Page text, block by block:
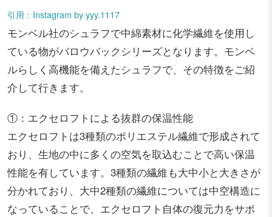
引用：Instagram by yyy.1117
モンベル社のシュラフで中綿素材に化学繊維を使用し
ている物がバロウバックシリーズとなります。モンベ
ルらしく高機能を備えたシュラフで、その特徴をご紹
介して行きます。
①：エクセロフトによる抜群の保温性能
エクセロフトは3種類のポリエステル繊維で形成されて
おり、生地の中に多くの空気を取込むことで高い保温
性能を有しています。3種類の繊維も大中小と大きさが
分かれており、大中2種類の繊維については中空構造に
なっていることで、エクセロフト自体の復元力をサポ